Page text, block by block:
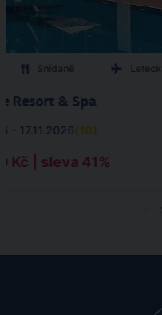
Snídaně
Resort & Spa
- 17.11.2026(10)
Kč | sleva 41%